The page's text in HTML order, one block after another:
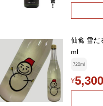
仙禽 雪だ
ml
720ml
¥5,300